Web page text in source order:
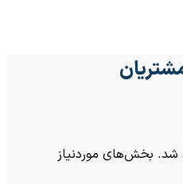
شد. بخش‌های موردنیاز